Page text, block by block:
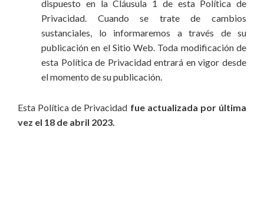
dispuesto en la Cláusula 1 de esta Política de
Privacidad. Cuando se trate de cambios
sustanciales, lo informaremos a través de su
publicación en el Sitio Web. Toda modificación de
esta Política de Privacidad entrará en vigor desde
el momento de su publicación.
Esta Política de Privacidad fue actualizada por última
vez el 18 de abril 2023.